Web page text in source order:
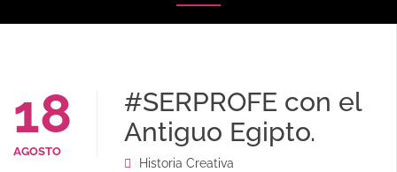
18
AGOSTO
#SERPROFE con el
Antiguo Egipto.
Historia Creativa